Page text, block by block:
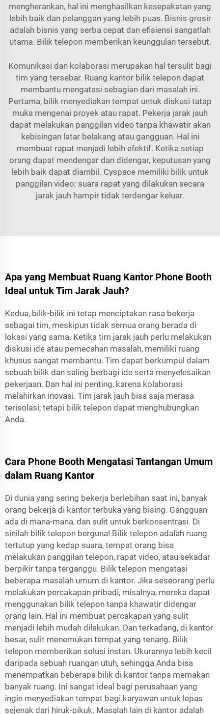
mengherankan, hal ini menghasilkan kesepakatan yang
lebih baik dan pelanggan yang lebih puas. Bisnis grosir
adalah bisnis yang serba cepat dan efisiensi sangatlah
utama. Bilik telepon memberikan keunggulan tersebut.
Komunikasi dan kolaborasi merupakan hal tersulit bagi
tim yang tersebar. Ruang kantor bilik telepon dapat
membantu mengatasi sebagian dari masalah ini.
Pertama, bilik menyediakan tempat untuk diskusi tatap
muka mengenai proyek atau rapat. Pekerja jarak jauh
dapat melakukan panggilan video tanpa khawatir akan
kebisingan latar belakang atau gangguan. Hal ini
membuat rapat menjadi lebih efektif. Ketika setiap
orang dapat mendengar dan didengar, keputusan yang
lebih baik dapat diambil. Cyspace memiliki bilik untuk
panggilan video; suara rapat yang dilakukan secara
jarak jauh hampir tidak terdengar keluar.
Apa yang Membuat Ruang Kantor Phone Booth
Ideal untuk Tim Jarak Jauh?
Kedua, bilik-bilik ini tetap menciptakan rasa bekerja
sebagai tim, meskipun tidak semua orang berada di
lokasi yang sama. Ketika tim jarak jauh perlu melakukan
diskusi ide atau pemecahan masalah, memiliki ruang
khusus sangat membantu. Tim dapat berkumpul dalam
sebuah bilik dan saling berbagi ide serta menyelesaikan
pekerjaan. Dan hal ini penting, karena kolaborasi
melahirkan inovasi. Tim jarak jauh bisa saja merasa
terisolasi, tetapi bilik telepon dapat menghubungkan
Anda.
Cara Phone Booth Mengatasi Tantangan Umum
dalam Ruang Kantor
Di dunia yang sering bekerja berlebihan saat ini, banyak
orang bekerja di kantor terbuka yang bising. Gangguan
ada di mana-mana, dan sulit untuk berkonsentrasi. Di
sinilah bilik telepon berguna! Bilik telepon adalah ruang
tertutup yang kedap suara, tempat orang bisa
melakukan panggilan telepon, rapat video, atau sekadar
berpikir tanpa terganggu. Bilik telepon mengatasi
beberapa masalah umum di kantor. Jika seseorang perlu
melakukan percakapan pribadi, misalnya, mereka dapat
menggunakan bilik telepon tanpa khawatir didengar
orang lain. Hal ini membuat percakapan yang sulit
menjadi lebih mudah dilakukan. Dan terkadang, di kantor
besar, sulit menemukan tempat yang tenang. Bilik
telepon memberikan solusi instan. Ukurannya lebih kecil
daripada sebuah ruangan utuh, sehingga Anda bisa
menempatkan beberapa bilik di kantor tanpa memakan
banyak ruang. Ini sangat ideal bagi perusahaan yang
ingin menyediakan tempat bagi karyawan untuk lepas
sejenak dari hiruk-pikuk. Masalah lain di kantor adalah